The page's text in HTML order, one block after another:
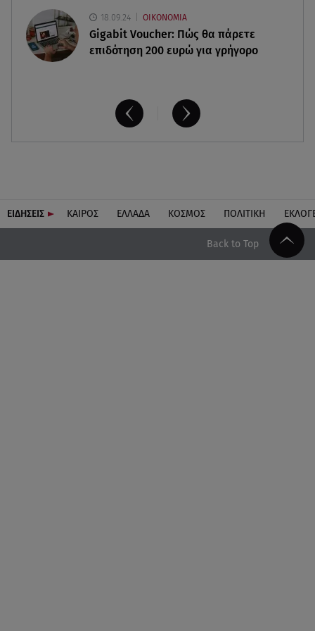
18.09.24 ΟΙΚΟΝΟΜΙΑ
Gigabit Voucher: Πώς θα πάρετε
επιδότηση 200 ευρώ για γρήγορο
ΕΙΔΗΣΕΙΣ ΚΑΙΡΟΣ ΕΛΛΑΔΑ ΚΟΣΜΟΣ ΠΟΛΙΤΙΚΗ
Back to Top